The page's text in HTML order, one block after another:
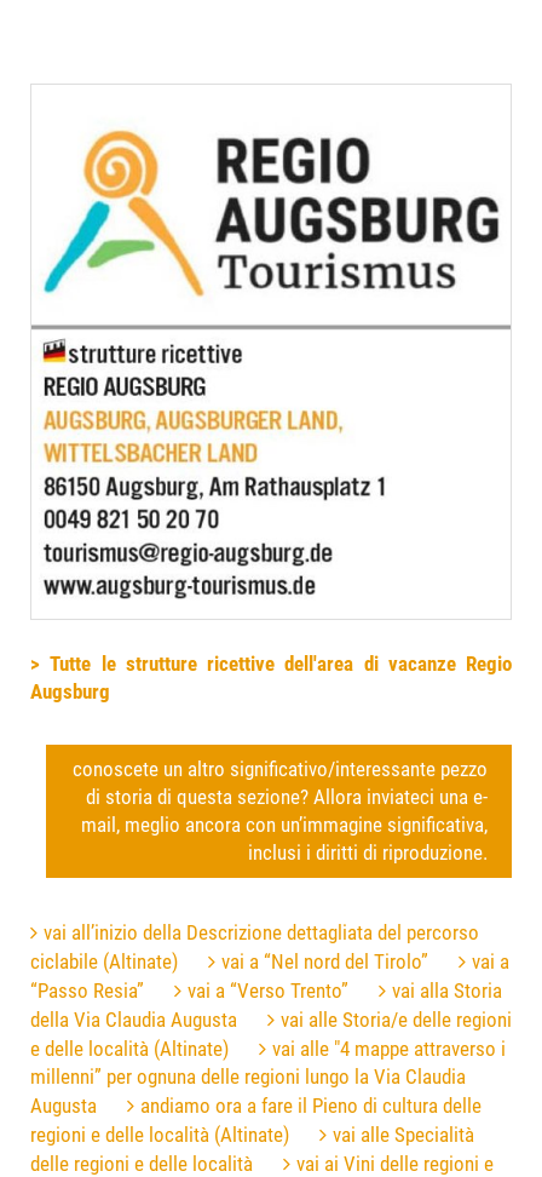
> Tutte le strutture ricettive dell'area di vacanze Regio
Augsburg
conoscete un altro significativo/interessante pezzo
di storia di questa sezione? Allora inviateci una e-
mail, meglio ancora con un’immagine significativa,
inclusi i diritti di riproduzione.
vai all’inizio della Descrizione dettagliata del percorso
ciclabile (Altinate)
vai a “Nel nord del Tirolo”
vai a
“Passo Resia”
vai a “Verso Trento”
vai alla Storia
della Via Claudia Augusta
vai alle Storia/e delle regioni
e delle località (Altinate)
vai alle "4 mappe attraverso i
millenni” per ognuna delle regioni lungo la Via Claudia
Augusta
andiamo ora a fare il Pieno di cultura delle
regioni e delle località (Altinate)
vai alle Specialità
delle regioni e delle località
vai ai Vini delle regioni e